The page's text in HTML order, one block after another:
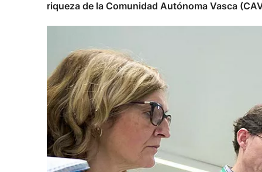
riqueza de la Comunidad Autónoma Vasca